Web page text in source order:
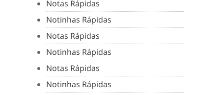
Notas Rápidas
Notinhas Rápidas
Notas Rápidas
Notinhas Rápidas
Notas Rápidas
Notinhas Rápidas